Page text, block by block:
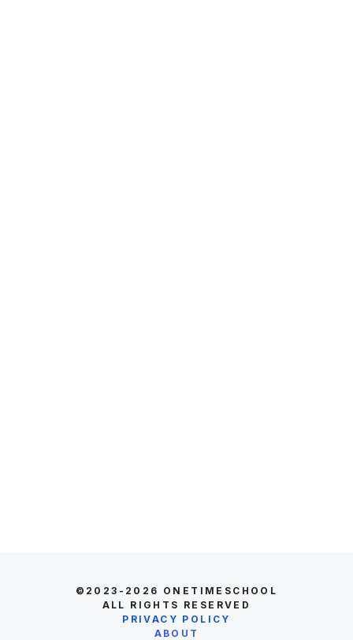
©2023-2026 ONETIMESCHOOL
ALL RIGHTS RESERVED
PRIVACY POLICY
ABOUT